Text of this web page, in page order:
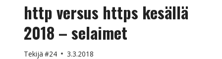
http versus https kesällä
2018 – selaimet
Tekijä #24 3.3.2018